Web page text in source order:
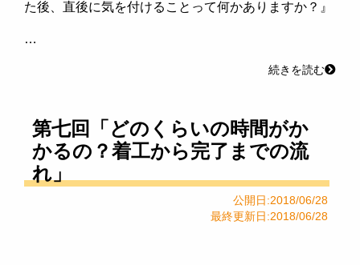
た後、直後に気を付けることって何かありますか？』
…
続きを読む
第七回「どのくらいの時間がか
かるの？着工から完了までの流
れ」
公開日:2018/06/28
最終更新日:2018/06/28